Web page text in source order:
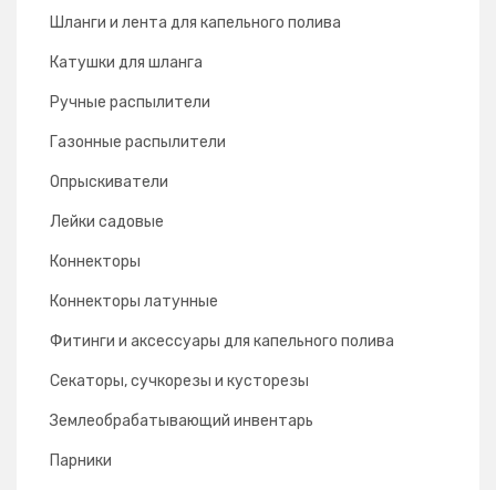
Шланги и лента для капельного полива
Катушки для шланга
Ручные распылители
Газонные распылители
Опрыскиватели
Лейки садовые
Коннекторы
Коннекторы латунные
Фитинги и аксессуары для капельного полива
Секаторы, сучкорезы и кусторезы
Землеобрабатывающий инвентарь
Парники